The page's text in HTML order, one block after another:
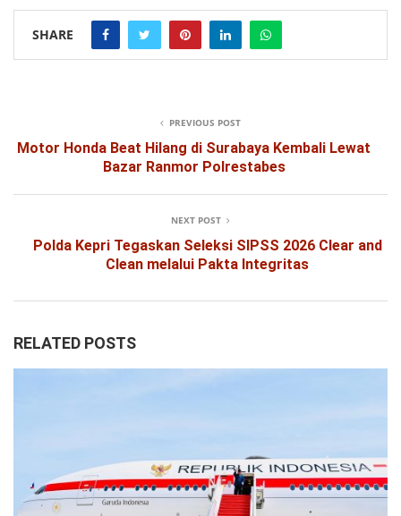
SHARE
PREVIOUS POST
Motor Honda Beat Hilang di Surabaya Kembali Lewat
Bazar Ranmor Polrestabes
NEXT POST
Polda Kepri Tegaskan Seleksi SIPSS 2026 Clear and
Clean melalui Pakta Integritas
RELATED POSTS